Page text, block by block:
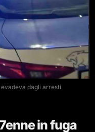
dagli arresti
in fuga